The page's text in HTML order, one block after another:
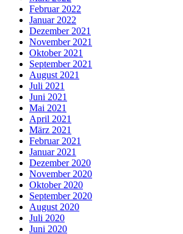
Februar 2022
Januar 2022
Dezember 2021
November 2021
Oktober 2021
September 2021
August 2021
Juli 2021
Juni 2021
Mai 2021
April 2021
März 2021
Februar 2021
Januar 2021
Dezember 2020
November 2020
Oktober 2020
September 2020
August 2020
Juli 2020
Juni 2020